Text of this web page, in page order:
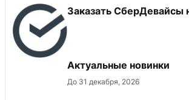
Заказать СберДевайсы
Актуальные новинки
До 31 декабря, 2026